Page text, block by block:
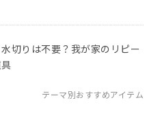
切りは不要？我が家のリピー
テーマ別おすすめアイテム